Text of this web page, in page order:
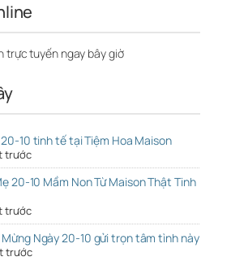
trực tuyến ngay bây giờ
10 tinh tế tại Tiệm Hoa Maison
trước
20-10 Mầm Non Từ Maison Thật Tinh
trước
Ngày 20-10 gửi trọn tâm tình này
trước